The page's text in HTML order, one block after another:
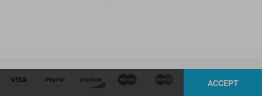
ACCEPT